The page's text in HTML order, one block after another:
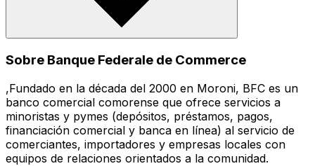
Sobre Banque Federale de Commerce
,Fundado en la década del 2000 en Moroni, BFC es un
banco comercial comorense que ofrece servicios a
minoristas y pymes (depósitos, préstamos, pagos,
financiación comercial y banca en línea) al servicio de
comerciantes, importadores y empresas locales con
equipos de relaciones orientados a la comunidad.